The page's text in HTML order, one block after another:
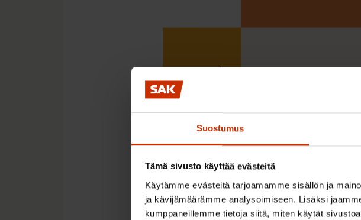
Suostumus
Tämä sivusto käyttää evästeitä
Käytämme evästeitä tarjoamamme sisällön ja
ja kävijämäärämme analysoimiseen. Lisäksi
kumppaneillemme tietoja siitä, miten käytät